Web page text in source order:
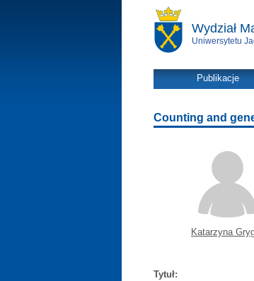
Wydział
Uniwersytetu
Publikacje
Counting and
Katarzyna
Tytuł: